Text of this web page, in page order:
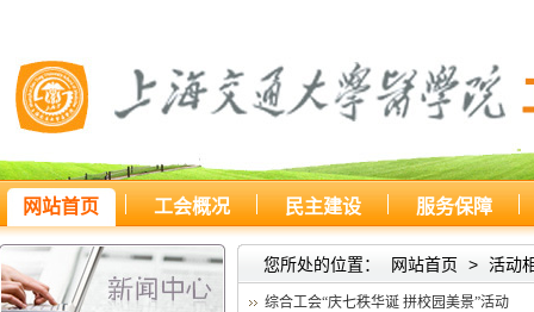
网站首页 工会概况 民主建设 服务保障
综合工会“庆七秩华诞 拼校园美景”活动
您所处的位置： 网站首页 > 活动